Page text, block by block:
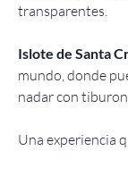
transparentes.
Islote de Santa
mundo, donde
nadar con
Una experiencia